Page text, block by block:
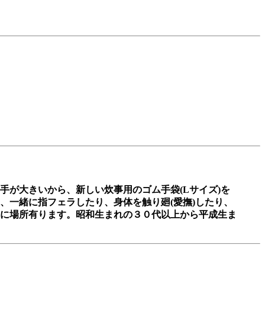
が大きいから、新しい炊事用のゴム手袋(Lサイズ)を
緒に指フェラしたり、身体を触り廻(愛撫)したり、
場所有ります。昭和生まれの３０代以上から平成生ま